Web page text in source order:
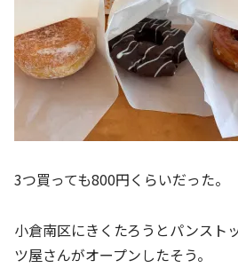
3つ買っても800円くらいだった。
小倉南区にきくたろうとパンスト
ツ屋さんがオープンしたそう。